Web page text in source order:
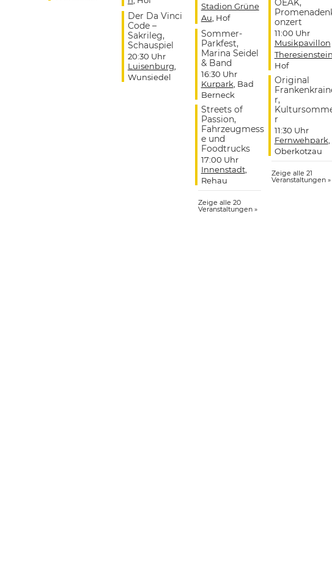
Der Da Vinci
Code –
Sakrileg,
Schauspiel
20:30 Uhr
Luisenburg,
Wunsiedel
Stadion Grüne
Au, Hof
Sommer-
Parkfest,
Marina Seidel
& Band
16:30 Uhr
Kurpark, Bad
Berneck
Streets of
Passion,
Fahrzeugmess
e und
Foodtrucks
17:00 Uhr
Innenstadt,
Rehau
Zeige alle 20
Veranstaltungen »
OEAK,
onzert
11:00 Uhr
Musikpavillon
Hof
Original
r,
r
11:30 Uhr
Fernwehpark,
Oberkotzau
Zeige alle 21
Veranstaltungen »